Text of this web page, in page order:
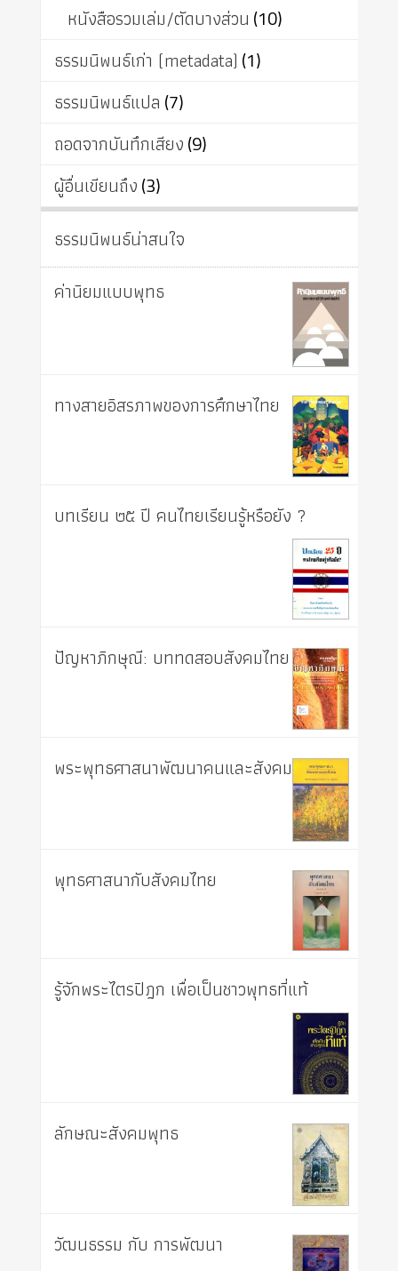
หนังสือรวมเล่ม/ตัดบางส่วน (10)
ธรรมนิพนธ์เก่า (metadata) (1)
ธรรมนิพนธ์แปล (7)
ถอดจากบันทึกเสียง(9)
ผู้อื่นเขียนถึง(3)
ธรรมนิพนธ์น่าสนใจ
ค่านิยมแบบพุทธ
ทางสายอิสรภาพของการศึกษาไทย
บทเรียน ๒๕ ปี คนไทยเรียนรู้หรือยัง ?
ปัญหาภิกษุณี: บททดสอบสังคมไทย
พระพุทธศาสนาพัฒนาคนและสังคม
พุทธศาสนากับสังคมไทย
รู้จักพระไตรปิฎก เพื่อเป็นชาวพุทธที่แท้
ลักษณะสังคมพุทธ
วัฒนธรรม กับ การพัฒนา